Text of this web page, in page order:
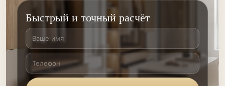
Быстрый и точный расчёт